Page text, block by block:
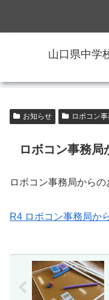
山口県中学
お知らせ ロボコン
ロボコン事務局
ロボコン事務局から
R4 ロボコン事務局か